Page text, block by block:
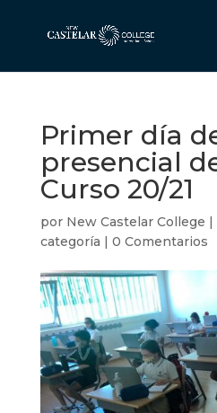
Primer día
presencial
Curso 20/21
por New Castelar College |
categoría | 0 Comentarios